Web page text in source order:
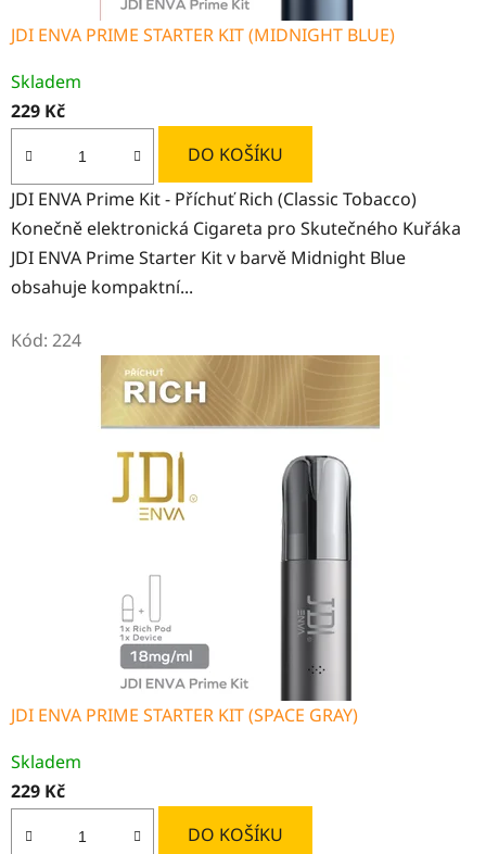
i
q
u
d
y
JDI ENVA PRIME STARTER KIT (MIDNIGHT BLUE)
Skladem
229 Kč
DO KOŠÍKU
JDI ENVA Prime Kit - Příchuť Rich (Classic Tobacco)
Konečně elektronická Cigareta pro Skutečného Kuřáka
JDI ENVA Prime Starter Kit v barvě Midnight Blue
obsahuje kompaktní...
Kód: 224
JDI ENVA PRIME STARTER KIT (SPACE GRAY)
Skladem
229 Kč
DO KOŠÍKU